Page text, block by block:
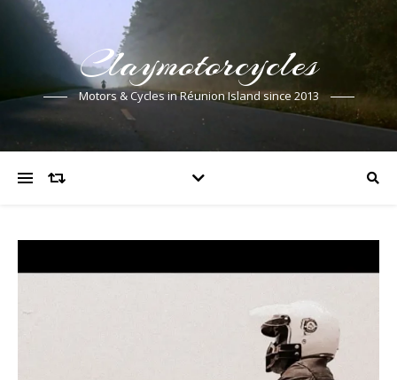
Claymotorcycles
Motors & Cycles in Réunion Island since 2013